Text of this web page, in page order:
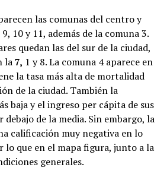
las comunas del centro y
10 y 11, además de la comuna 3.
quedan las del sur de la ciudad,
la7, 1 y 8. La comuna 4 aparece en
la tasa más alta de mortalidad
de la ciudad. También la
baja y el ingreso per cápita de sus
de la media. Sin embargo, la
calificación muy negativa en lo
lo que en el mapa figura, junto a la
generales.